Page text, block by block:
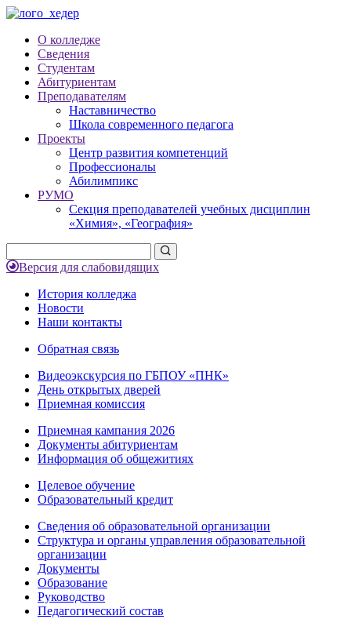
О колледже
Сведения
Студентам
Абитуриентам
Преподавателям
Наставничество
Школа современного педагога
Проекты
Центр развития компетенций
Профессионалы
Абилимпикс
РУМО
Секция преподавателей учебных дисциплин
«Химия», «География»
Версия для слабовидящих
История колледжа
Новости
Наши контакты
Обратная связь
Видеоэкскурсия по ГБПОУ «ПНК»
День открытых дверей
Приемная комиссия
Приемная кампания 2026
Дoкументы абитуриентам
Информация об общежитиях
Целевое обучение
Образовательный кредит
Сведения об образовательной организации
Структура и органы управления образовательной
организации
Документы
Образование
Руководство
Педагогический состав